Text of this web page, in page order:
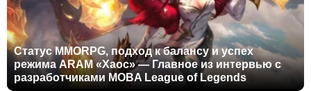
Статус MMORPG, подход к балансу и успех
режима ARAM «Хаос» — Главное из интервью с
разработчиками MOBA League of Legends